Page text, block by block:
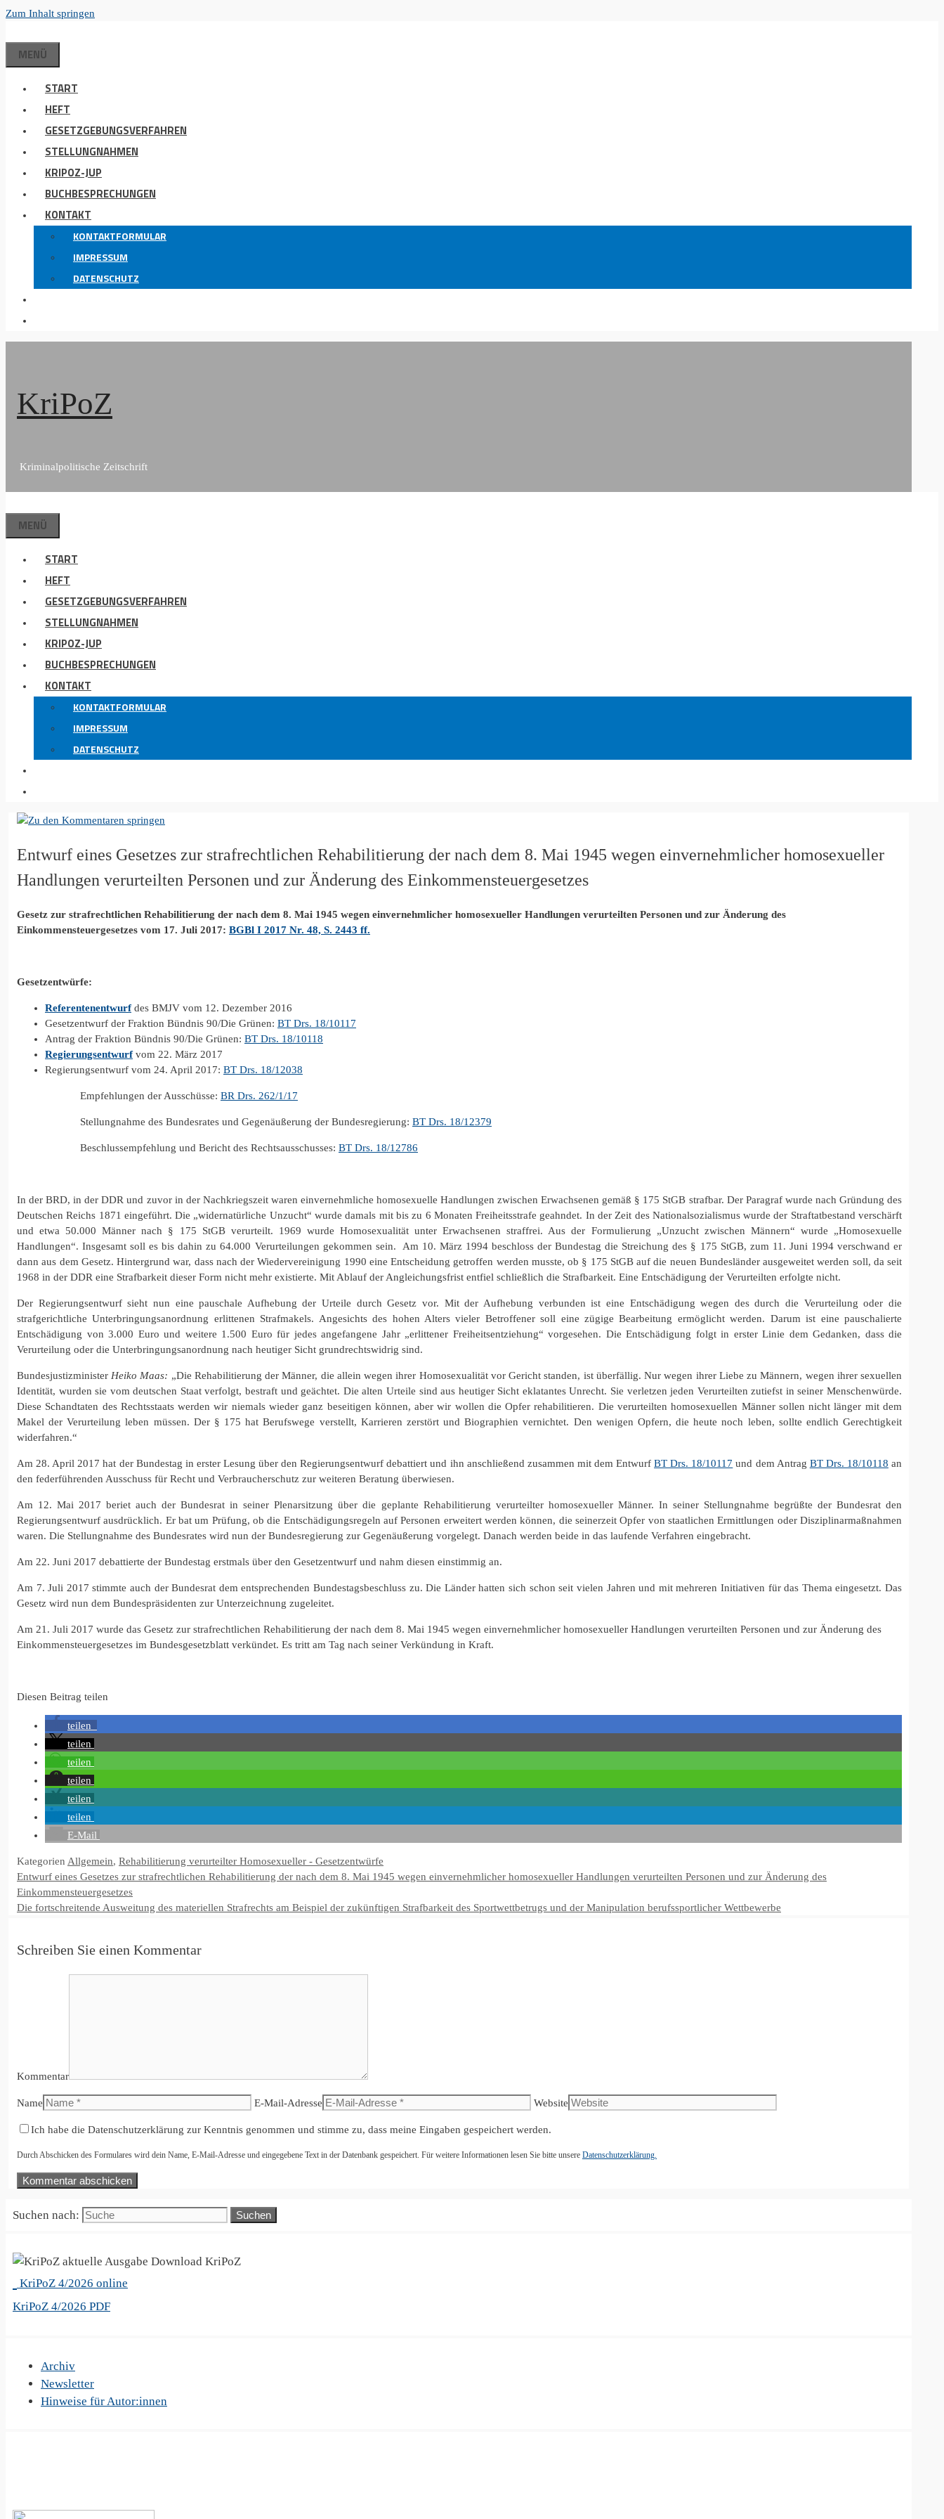
Zum Inhalt springen
MENÜ
START
HEFT
GESETZGEBUNGSVERFAHREN
STELLUNGNAHMEN
KRIPOZ-JUP
BUCHBESPRECHUNGEN
KONTAKT
KONTAKTFORMULAR
IMPRESSUM
DATENSCHUTZ
KriPoZ
Kriminalpolitische Zeitschrift
MENÜ
START
HEFT
GESETZGEBUNGSVERFAHREN
STELLUNGNAHMEN
KRIPOZ-JUP
BUCHBESPRECHUNGEN
KONTAKT
KONTAKTFORMULAR
IMPRESSUM
DATENSCHUTZ
Entwurf eines Gesetzes zur strafrechtlichen Rehabilitierung der nach dem 8. Mai 1945 wegen einvernehmlicher homosexueller
Handlungen verurteilten Personen und zur Änderung des Einkommensteuergesetzes
Gesetz zur strafrechtlichen Rehabilitierung der nach dem 8. Mai 1945 wegen einvernehmlicher homosexueller Handlungen verurteilten Personen und zur Änderung des
Einkommensteuergesetzes vom 17. Juli 2017: BGBl I 2017 Nr. 48, S. 2443 ff.
Gesetzentwürfe:
Referentenentwurfdes BMJV vom 12. Dezember 2016
Gesetzentwurf der Fraktion Bündnis 90/Die Grünen: BT Drs. 18/10117
Antrag der Fraktion Bündnis 90/Die Grünen: BT Drs. 18/10118
Regierungsentwurfvom 22. März 2017
Regierungsentwurf vom 24. April 2017: BT Drs. 18/12038
Empfehlungen der Ausschüsse: BR Drs. 262/1/17
Stellungnahme des Bundesrates und Gegenäußerung der Bundesregierung: BT Drs. 18/12379
Beschlussempfehlung und Bericht des Rechtsausschusses: BT Drs. 18/12786
In der BRD, in der DDR und zuvor in der Nachkriegszeit waren einvernehmliche homosexuelle Handlungen zwischen Erwachsenen gemäß § 175 StGB strafbar. Der Paragraf wurde nach Gründung des
Deutschen Reichs 1871 eingeführt. Die „widernatürliche Unzucht“ wurde damals mit bis zu 6 Monaten Freiheitsstrafe geahndet. In der Zeit des Nationalsozialismus wurde der Straftatbestand verschärft
und etwa 50.000 Männer nach § 175 StGB verurteilt. 1969 wurde Homosexualität unter Erwachsenen straffrei. Aus der Formulierung „Unzucht zwischen Männern“ wurde „Homosexuelle
Handlungen“. Insgesamt soll es bis dahin zu 64.000 Verurteilungen gekommen sein. Am 10. März 1994 beschloss der Bundestag die Streichung des § 175 StGB, zum 11. Juni 1994 verschwand er
dann aus dem Gesetz. Hintergrund war, dass nach der Wiedervereinigung 1990 eine Entscheidung getroffen werden musste, ob § 175 StGB auf die neuen Bundesländer ausgeweitet werden soll, da seit
1968 in der DDR eine Strafbarkeit dieser Form nicht mehr existierte. Mit Ablauf der Angleichungsfrist entfiel schließlich die Strafbarkeit. Eine Entschädigung der Verurteilten erfolgte nicht.
Der Regierungsentwurf sieht nun eine pauschale Aufhebung der Urteile durch Gesetz vor. Mit der Aufhebung verbunden ist eine Entschädigung wegen des durch die Verurteilung oder die
strafgerichtliche Unterbringungsanordnung erlittenen Strafmakels. Angesichts des hohen Alters vieler Betroffener soll eine zügige Bearbeitung ermöglicht werden. Darum ist eine pauschalierte
Entschädigung von 3.000 Euro und weitere 1.500 Euro für jedes angefangene Jahr „erlittener Freiheitsentziehung“ vorgesehen. Die Entschädigung folgt in erster Linie dem Gedanken, dass die
Verurteilung oder die Unterbringungsanordnung nach heutiger Sicht grundrechtswidrig sind.
Bundesjustizminister Heiko Maas: „Die Rehabilitierung der Männer, die allein wegen ihrer Homosexualität vor Gericht standen, ist überfällig. Nur wegen ihrer Liebe zu Männern, wegen ihrer sexuellen
Identität, wurden sie vom deutschen Staat verfolgt, bestraft und geächtet. Die alten Urteile sind aus heutiger Sicht eklatantes Unrecht. Sie verletzen jeden Verurteilten zutiefst in seiner Menschenwürde.
Diese Schandtaten des Rechtsstaats werden wir niemals wieder ganz beseitigen können, aber wir wollen die Opfer rehabilitieren. Die verurteilten homosexuellen Männer sollen nicht länger mit dem
Makel der Verurteilung leben müssen. Der § 175 hat Berufswege verstellt, Karrieren zerstört und Biographien vernichtet. Den wenigen Opfern, die heute noch leben, sollte endlich Gerechtigkeit
widerfahren.“
Am 28. April 2017 hat der Bundestag in erster Lesung über den Regierungsentwurf debattiert und ihn anschließend zusammen mit dem EntwurfBT Drs. 18/10117 und dem Antrag BT Drs. 18/10118 an
den federführenden Ausschuss für Recht und Verbraucherschutz zur weiteren Beratung überwiesen.
Am 12. Mai 2017 beriet auch der Bundesrat in seiner Plenarsitzung über die geplante Rehabilitierung verurteilter homosexueller Männer. In seiner Stellungnahme begrüßte der Bundesrat den
Regierungsentwurf ausdrücklich. Er bat um Prüfung, ob die Entschädigungsregeln auf Personen erweitert werden können, die seinerzeit Opfer von staatlichen Ermittlungen oder Disziplinarmaßnahmen
waren. Die Stellungnahme des Bundesrates wird nun der Bundesregierung zur Gegenäußerung vorgelegt. Danach werden beide in das laufende Verfahren eingebracht.
Am 22. Juni 2017 debattierte der Bundestag erstmals über den Gesetzentwurf und nahm diesen einstimmig an.
Am 7. Juli 2017 stimmte auch der Bundesrat dem entsprechenden Bundestagsbeschluss zu. Die Länder hatten sich schon seit vielen Jahren und mit mehreren Initiativen für das Thema eingesetzt. Das
Gesetz wird nun dem Bundespräsidenten zur Unterzeichnung zugeleitet.
Am 21. Juli 2017 wurde das Gesetz zur strafrechtlichen Rehabilitierung der nach dem 8. Mai 1945 wegen einvernehmlicher homosexueller Handlungen verurteilten Personen und zur Änderung des
Einkommensteuergesetzes im Bundesgesetzblatt verkündet. Es tritt am Tag nach seiner Verkündung in Kraft.
Diesen Beitrag teilen
teilen
teilen
teilen
teilen
teilen
teilen
E-Mail
Kategorien Allgemein, Rehabilitierung verurteilter Homosexueller - Gesetzentwürfe
Entwurf eines Gesetzes zur strafrechtlichen Rehabilitierung der nach dem 8. Mai 1945 wegen einvernehmlicher homosexueller Handlungen verurteilten Personen und zur Änderung des
Einkommensteuergesetzes
Die fortschreitende Ausweitung des materiellen Strafrechts am Beispiel der zukünftigen Strafbarkeit des Sportwettbetrugs und der Manipulation berufssportlicher Wettbewerbe
Schreiben Sie einen Kommentar
Kommentar
Name E-Mail-Adresse Website
Ich habe die Datenschutzerklärung zur Kenntnis genommen und stimme zu, dass meine Eingaben gespeichert werden.
Durch Abschicken des Formulares wird dein Name, E-Mail-Adresse und eingegebene Text in der Datenbank gespeichert. Für weitere Informationen lesen Sie bitte unsere Datenschutzerklärung.
Suchen nach:
KriPoZ
KriPoZ 4/2026 online
KriPoZ 4/2026 PDF
Archiv
Newsletter
Hinweise für Autor:innen